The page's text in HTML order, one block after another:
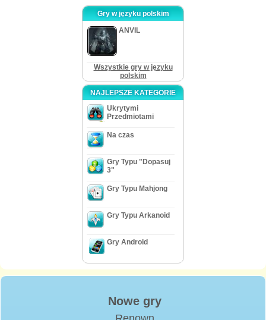
Gry w języku polskim
ANVIL
Wszystkie gry w języku
polskim
NAJLEPSZE KATEGORIE
Ukrytymi
Przedmiotami
Na czas
Gry Typu "Dopasuj
3"
Gry Typu Mahjong
Gry Typu Arkanoid
Gry Android
Nowe gry